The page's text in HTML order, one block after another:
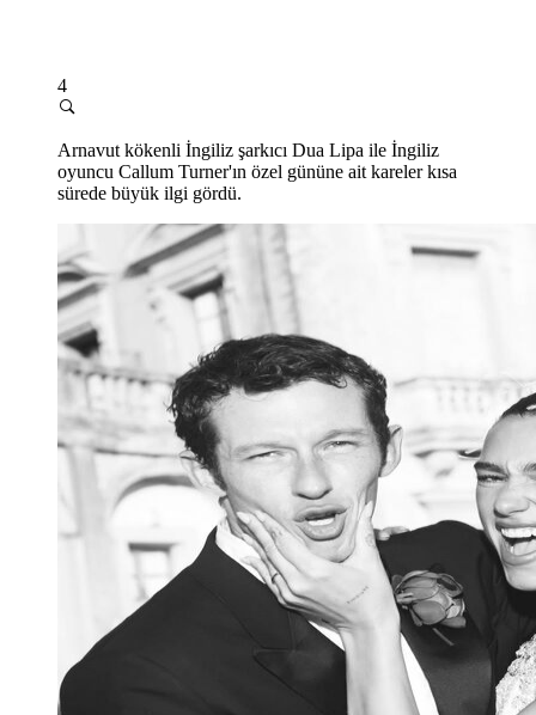
4
Arnavut kökenli İngiliz şarkıcı Dua Lipa ile İngiliz
oyuncu Callum Turner'ın özel gününe ait kareler kısa
sürede büyük ilgi gördü.